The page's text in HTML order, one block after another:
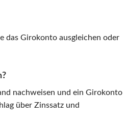
das Girokonto ausgleichen oder
nachweisen und ein Girokonto
über Zinssatz und